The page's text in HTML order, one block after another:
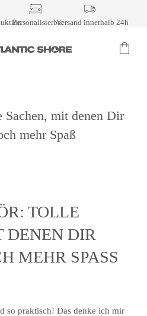
PersonalisierbarVersand innerhalb 24h
Sachen, mit denen Dir
mehr Spaß
TOLLE
DENEN DIR
MEHR SPASS
so praktisch! Das denke ich mir